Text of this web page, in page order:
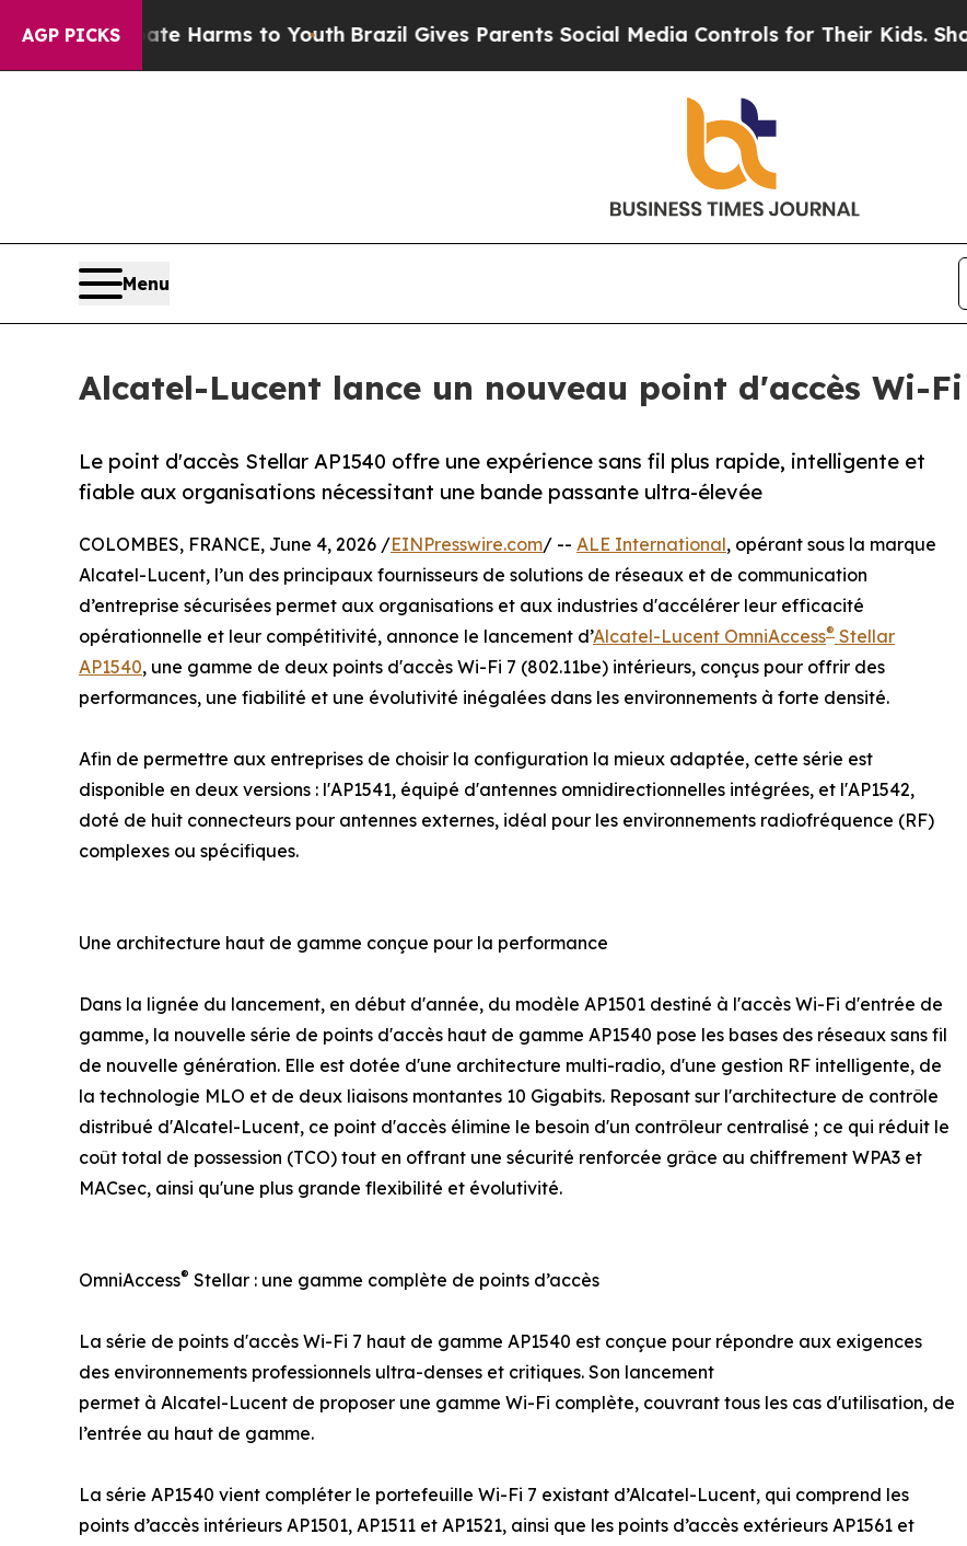
AGP PICKSHarms to YouthBrazil Gives Parents Social Media Controls for Their Kids. Should the
Menu
Alcatel-Lucent lance un nouveau point d'accès Wi-
Le point d'accès Stellar AP1540 offre une expérience sans fil plus rapide, intelligente et
fiable aux organisations nécessitant une bande passante ultra-élevée
COLOMBES, FRANCE, June 4, 2026 /EINPresswire.com/ -- ALE International, opérant sous la marque
Alcatel-Lucent, l’un des principaux fournisseurs de solutions de réseaux et de communication
d’entreprise sécurisées permet aux organisations et aux industries d'accélérer leur efficacité
opérationnelle et leur compétitivité, annonce le lancement d’Alcatel-Lucent OmniAccess® Stellar
AP1540, une gamme de deux points d'accès Wi-Fi 7 (802.11be) intérieurs, conçus pour offrir des
performances, une fiabilité et une évolutivité inégalées dans les environnements à forte densité.
Afin de permettre aux entreprises de choisir la configuration la mieux adaptée, cette série est
disponible en deux versions : l'AP1541, équipé d'antennes omnidirectionnelles intégrées, et l'AP1542,
doté de huit connecteurs pour antennes externes, idéal pour les environnements radiofréquence (RF)
complexes ou spécifiques.
Une architecture haut de gamme conçue pour la performance
Dans la lignée du lancement, en début d'année, du modèle AP1501 destiné à l'accès Wi-Fi d'entrée de
gamme, la nouvelle série de points d'accès haut de gamme AP1540 pose les bases des réseaux sans fil
de nouvelle génération. Elle est dotée d'une architecture multi-radio, d'une gestion RF intelligente, de
la technologie MLO et de deux liaisons montantes 10 Gigabits. Reposant sur l'architecture de contrôle
distribué d'Alcatel-Lucent, ce point d'accès élimine le besoin d'un contrôleur centralisé ; ce qui réduit le
coût total de possession (TCO) tout en offrant une sécurité renforcée grâce au chiffrement WPA3 et
MACsec, ainsi qu'une plus grande flexibilité et évolutivité.
OmniAccess® Stellar : une gamme complète de points d’accès
La série de points d'accès Wi-Fi 7 haut de gamme AP1540 est conçue pour répondre aux exigences
des environnements professionnels ultra-denses et critiques. Son lancement
permet à Alcatel-Lucent de proposer une gamme Wi-Fi complète, couvrant tous les cas d'utilisation, de
l’entrée au haut de gamme.
La série AP1540 vient compléter le portefeuille Wi-Fi 7 existant d’Alcatel-Lucent, qui comprend les
points d’accès intérieurs AP1501, AP1511 et AP1521, ainsi que les points d’accès extérieurs AP1561 et